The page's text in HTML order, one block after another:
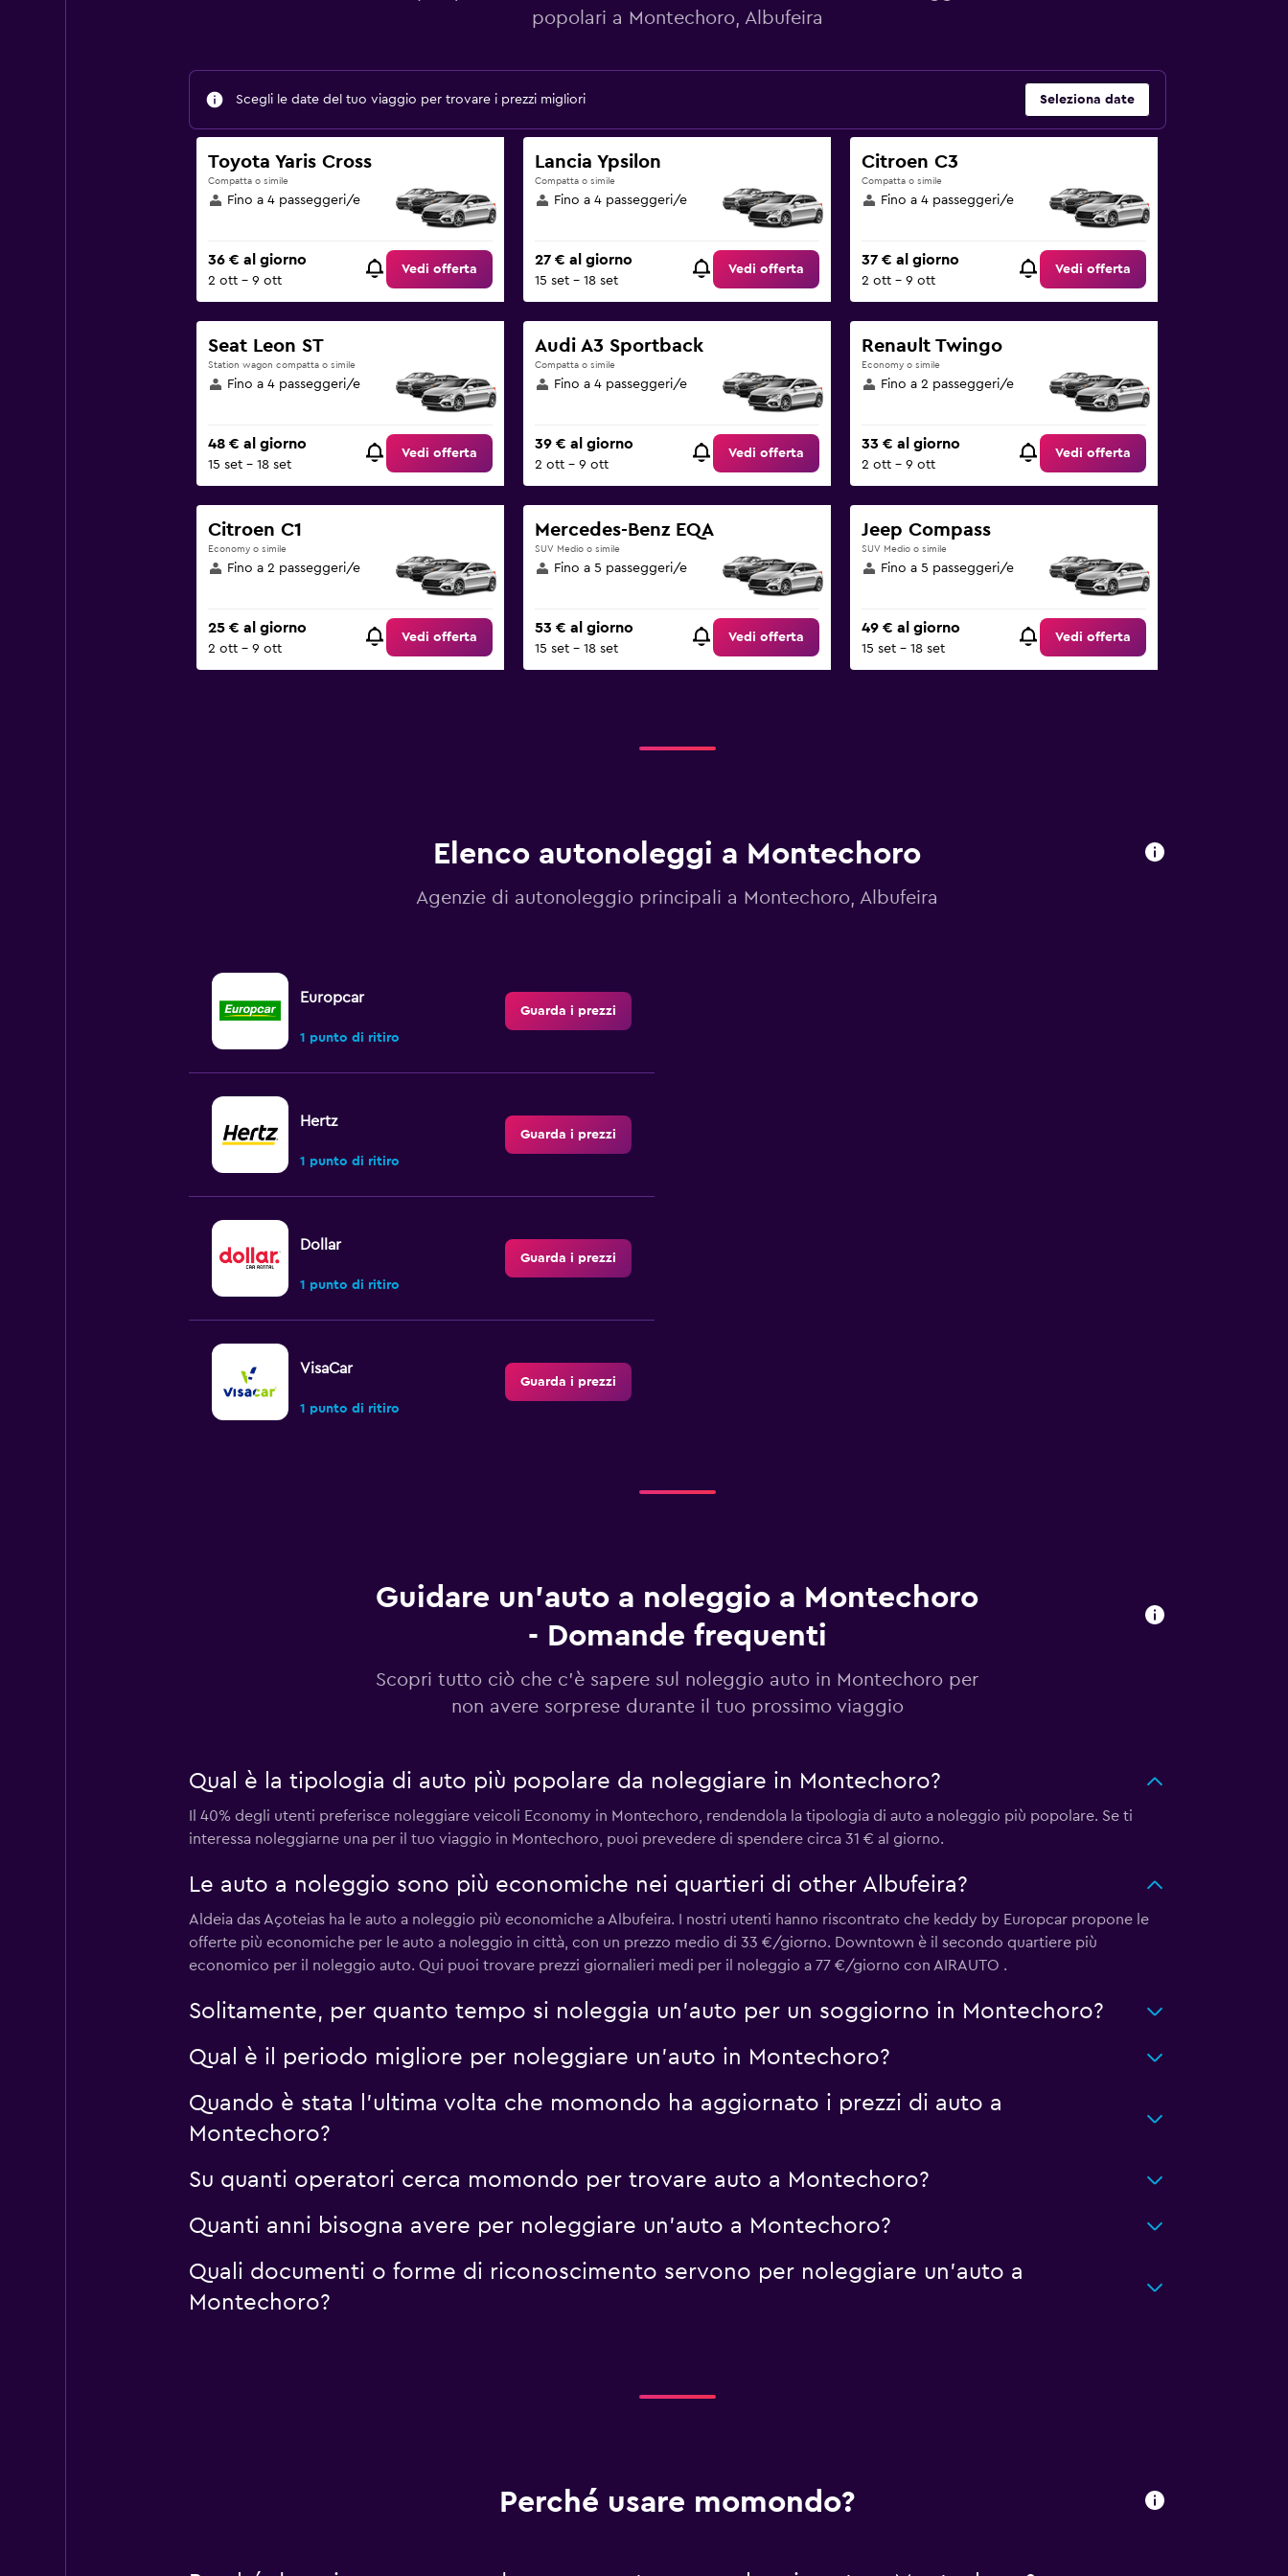
popolari a Montechoro, Albufeira
Scegli le date del tuo viaggio per trovare i prezzi migliori Seleziona date
Toyota Yaris Cross
Compatta o simile
Fino a 4 passeggeri/e
36 € al giorno
2 ott - 9 ott
Vedi offerta
Lancia Ypsilon
Compatta o simile
Fino a 4 passeggeri/e
27 € al giorno
15 set - 18 set
Vedi offerta
Citroen C3
Compatta o simile
Fino a 4 passeggeri/e
37 € al giorno
2 ott - 9 ott
Vedi offerta
Seat Leon ST
Station wagon compatta o simile
Fino a 4 passeggeri/e
48 € al giorno
15 set - 18 set
Vedi offerta
Audi A3 Sportback
Compatta o simile
Fino a 4 passeggeri/e
39 € al giorno
2 ott - 9 ott
Vedi offerta
Renault Twingo
Economy o simile
Fino a 2 passeggeri/e
33 € al giorno
2 ott - 9 ott
Vedi offerta
Citroen C1
Economy o simile
Fino a 2 passeggeri/e
25 € al giorno
2 ott - 9 ott
Vedi offerta
Mercedes-Benz EQA
SUV Medio o simile
Fino a 5 passeggeri/e
53 € al giorno
15 set - 18 set
Vedi offerta
Jeep Compass
SUV Medio o simile
Fino a 5 passeggeri/e
49 € al giorno
15 set - 18 set
Vedi offerta
Elenco autonoleggi a Montechoro
Agenzie di autonoleggio principali a Montechoro, Albufeira
Europcar
1 punto di ritiro
Guarda i prezzi
Hertz
1 punto di ritiro
Guarda i prezzi
Dollar
1 punto di ritiro
Guarda i prezzi
VisaCar
1 punto di ritiro
Guarda i prezzi
Guarda i prezzi
2 punti di ritiro
Guarda i prezzi
Guidare un'auto a noleggio a Montechoro
- Domande frequenti
Scopri tutto ciò che c'è sapere sul noleggio auto in Montechoro per
non avere sorprese durante il tuo prossimo viaggio
Qual è la tipologia di auto più popolare da noleggiare in Montechoro?
Il 40% degli utenti preferisce noleggiare veicoli Economy in Montechoro, rendendola la tipologia di auto a noleggio più popolare. Se ti
interessa noleggiarne una per il tuo viaggio in Montechoro, puoi prevedere di spendere circa 31 € al giorno.
Le auto a noleggio sono più economiche nei quartieri di other Albufeira?
Aldeia das Açoteias ha le auto a noleggio più economiche a Albufeira. I nostri utenti hanno riscontrato che keddy by Europcar propone le
offerte più economiche per le auto a noleggio in città, con un prezzo medio di 33 €/giorno. Downtown è il secondo quartiere più
economico per il noleggio auto. Qui puoi trovare prezzi giornalieri medi per il noleggio a 77 €/giorno con AIRAUTO .
Solitamente, per quanto tempo si noleggia un'auto per un soggiorno in Montechoro?
Qual è il periodo migliore per noleggiare un'auto in Montechoro?
Quando è stata l'ultima volta che momondo ha aggiornato i prezzi di auto a
Montechoro?
Su quanti operatori cerca momondo per trovare auto a Montechoro?
Quanti anni bisogna avere per noleggiare un'auto a Montechoro?
Quali documenti o forme di riconoscimento servono per noleggiare un'auto a
Montechoro?
Perché usare momondo?